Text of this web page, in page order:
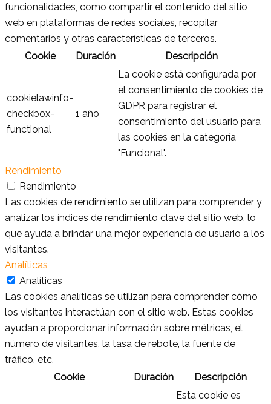
funcionalidades, como compartir el contenido del sitio
web en plataformas de redes sociales, recopilar
comentarios y otras características de terceros.
Cookie
Duración Descripción
cookielawinfo-
checkbox-
functional
1 año
La cookie está configurada por
el consentimiento de cookies de
GDPR para registrar el
consentimiento del usuario para
las cookies en la categoría
"Funcional".
Rendimiento
Rendimiento
Las cookies de rendimiento se utilizan para comprender y
analizar los índices de rendimiento clave del sitio web, lo
que ayuda a brindar una mejor experiencia de usuario a los
visitantes.
Analíticas
Analíticas
Las cookies analíticas se utilizan para comprender cómo
los visitantes interactúan con el sitio web. Estas cookies
ayudan a proporcionar información sobre métricas, el
número de visitantes, la tasa de rebote, la fuente de
tráfico, etc.
Cookie
Duración Descripción
Esta cookie es